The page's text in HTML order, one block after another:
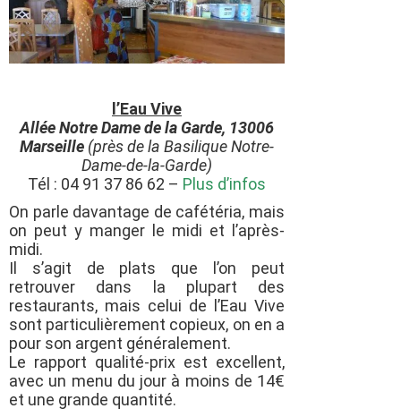
l’Eau Vive
Allée Notre Dame de la Garde, 13006
Marseille (près de la Basilique Notre-
Dame-de-la-Garde)
Tél : 04 91 37 86 62 – Plus d’infos
On parle davantage de cafétéria, mais
on peut y manger le midi et l’après-
midi.
Il s’agit de plats que l’on peut
retrouver dans la plupart des
restaurants, mais celui de l’Eau Vive
sont particulièrement copieux, on en a
pour son argent généralement.
Le rapport qualité-prix est excellent,
avec un menu du jour à moins de 14€
et une grande quantité.